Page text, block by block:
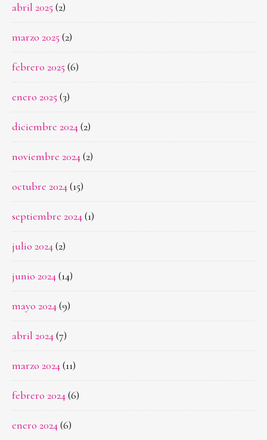
abril 2025 (2)
marzo 2025 (2)
febrero 2025 (6)
enero 2025 (3)
diciembre 2024(2)
noviembre 2024(2)
octubre 2024(15)
septiembre 2024(1)
julio 2024(2)
junio 2024(14)
mayo 2024(9)
abril 2024(7)
marzo 2024(11)
febrero 2024(6)
enero 2024(6)